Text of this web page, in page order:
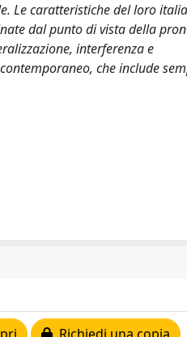
Le caratteristiche del loro
dal punto di vista della
interferenza e
che include